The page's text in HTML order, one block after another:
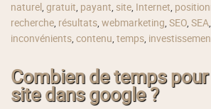
naturel ,gratuit, payant, site, Internet,
recherche, résultats,webmarketing,SEO,SEA
inconvénients,contenu,temps,
Combien de temps
site dans google ?